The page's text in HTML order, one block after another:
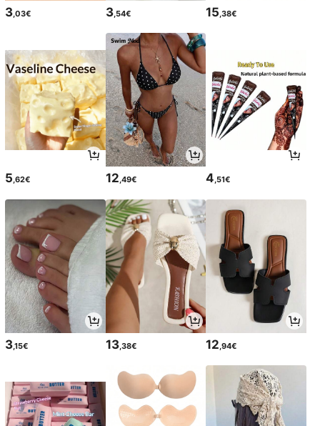
3,03€ 3,54€ 15,38€
5,62€ 12,49€ 4,51€
3,15€ 13,38€ 12 ,94€